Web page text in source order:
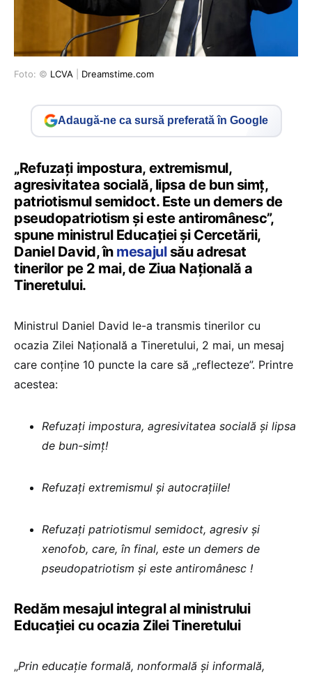
Foto: © LCVA Dreamstime.com
Adaugă-ne ca sursă preferată în Google
„Refuzați impostura, extremismul,
agresivitatea socială, lipsa de bun simț,
patriotismul semidoct. Este un demers de
pseudopatriotism și este antiromânesc”,
spune ministrul Educației și Cercetării,
Daniel David, în mesajulsău adresat
tinerilor pe 2 mai, de Ziua Națională a
Tineretului.
Ministrul Daniel David le-a transmis tinerilor cu
ocazia Zilei Națională a Tineretului, 2 mai, un mesaj
care conține 10 puncte la care să „reflecteze”. Printre
acestea:
Refuzați impostura, agresivitatea socială și lipsa
de bun-simț!
Refuzați extremismul și autocrațiile!
Refuzați patriotismul semidoct, agresiv și
xenofob, care, în final, este un demers de
pseudopatriotism și este antiromânesc !
Redăm mesajul integral al ministrului
Educației cu ocazia Zilei Tineretului
„Prin educație formală, nonformală și informală,